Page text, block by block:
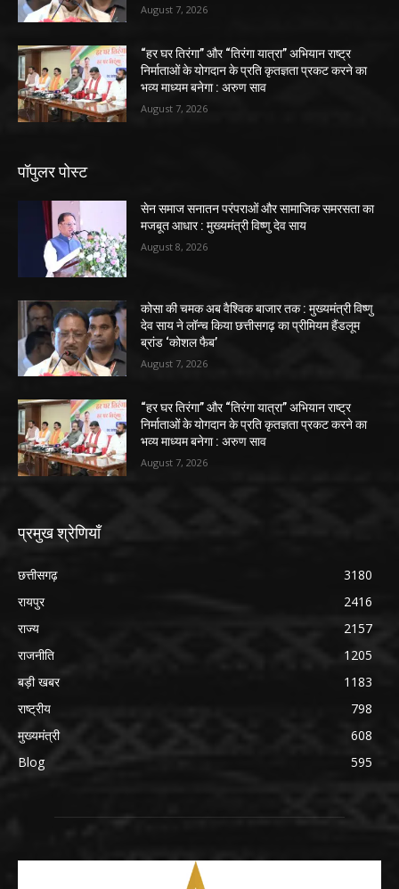
August 7, 2026
“हर घर तिरंगा” और “तिरंगा यात्रा” अभियान राष्ट्र
निर्माताओं के योगदान के प्रति कृतज्ञता प्रकट करने का
भव्य माध्यम बनेगा : अरुण साव
August 7, 2026
पॉपुलर पोस्ट
सेन समाज सनातन परंपराओं और सामाजिक समरसता का
मजबूत आधार : मुख्यमंत्री विष्णु देव साय
August 8, 2026
कोसा की चमक अब वैश्विक बाजार तक : मुख्यमंत्री विष्णु
देव साय ने लॉन्च किया छत्तीसगढ़ का प्रीमियम हैंडलूम
ब्रांड ‘कोशल फैब’
August 7, 2026
“हर घर तिरंगा” और “तिरंगा यात्रा” अभियान राष्ट्र
निर्माताओं के योगदान के प्रति कृतज्ञता प्रकट करने का
भव्य माध्यम बनेगा : अरुण साव
August 7, 2026
प्रमुख श्रेणियाँ
छत्तीसगढ़
3180
रायपुर
2416
राज्य
2157
राजनीति
1205
बड़ी खबर
1183
राष्ट्रीय
798
मुख्यमंत्री
608
Blog
595